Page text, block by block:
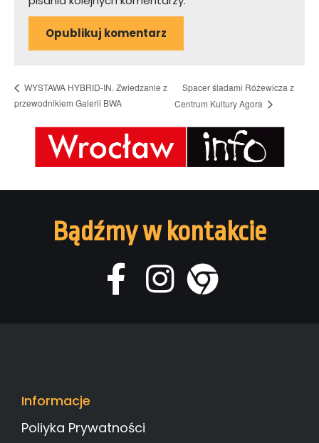
WYSTAWA HYBRID-IN. Zwiedzanie z
przewodnikiem Galerii BWA
Spacer śladami Różewicza z
Centrum Kultury Agora
Bądźmy w kontakcie
Informacje
Poliyka Prywatności